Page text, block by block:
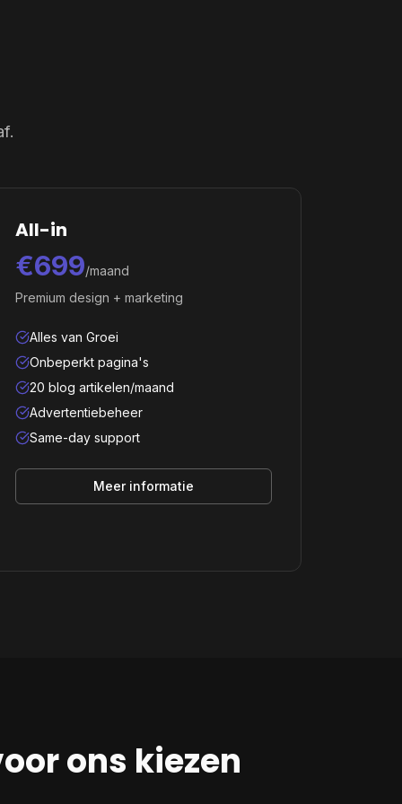
All-in
€699/maand
Premium design + marketing
Alles van Groei
Onbeperkt pagina's
20 blog artikelen/maand
Advertentiebeheer
Same-day support
Meer informatie
ons kiezen